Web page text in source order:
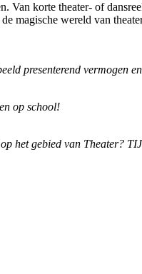
korte theater- of
magische wereld van
presenterend vermogen
op school!
het gebied van Theater?